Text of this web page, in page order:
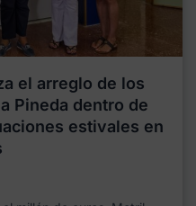
el arreglo de los
Pineda dentro de
estivales en